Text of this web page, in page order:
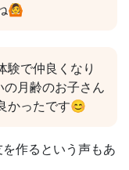
🙆
験で仲良くなり
月齢のお子さん
かったです😊
作るという声もあ